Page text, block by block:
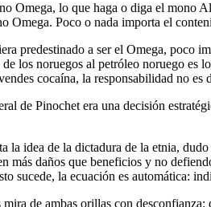
lo que haga o diga el mono
Poco o nada importa el
predestinado a ser el Omega,
los noruegos al petróleo noruego
cocaína, la responsabilidad no
de Pinochet era una decisión
idea de la dictadura de la etnia,
más daños que beneficios y no
sucede, la ecuación es automática:
de ambas orillas con